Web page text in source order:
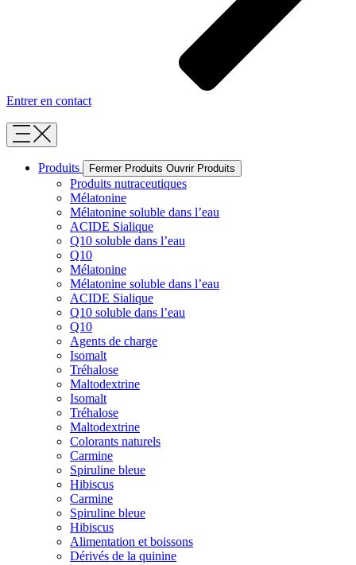
Entrer en contact
Produits Fermer Produits Ouvrir Produits
Produits nutraceutiques
Mélatonine
Mélatonine soluble dans l’eau
ACIDE Sialique
Q10 soluble dans l’eau
Q10
Mélatonine
Mélatonine soluble dans l’eau
ACIDE Sialique
Q10 soluble dans l’eau
Q10
Agents de charge
Isomalt
Tréhalose
Maltodextrine
Isomalt
Tréhalose
Maltodextrine
Colorants naturels
Carmine
Spiruline bleue
Hibiscus
Carmine
Spiruline bleue
Hibiscus
Alimentation et boissons
Dérivés de la quinine